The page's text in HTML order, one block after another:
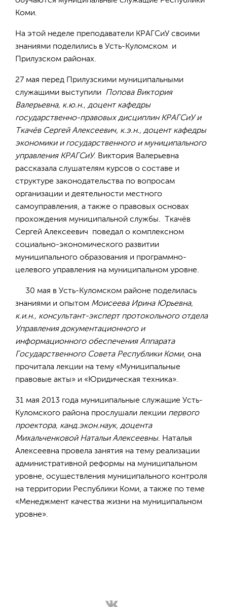
Коми.
На этой неделе преподаватели КРАГСиУ своими
знаниями поделились в Усть-Куломском и
Прилузском районах.
27 мая перед Прилузскими муниципальными
служащими выступили Попова Виктория
Валерьевна, к.ю.н., доцент кафедры
государственно-правовых дисциплин КРАГСиУ и
Ткачёв Сергей Алексеевич, к.э.н., доцент кафедры
экономики и государственного и муниципального
управления КРАГСиУ. Виктория Валерьевна
рассказала слушателям курсов о составе и
структуре законодательства по вопросам
организации и деятельности местного
самоуправления, а также о правовых основах
прохождения муниципальной службы. Ткачёв
Сергей Алексеевич поведал о комплексном
социально-экономического развитии
муниципального образования и программно-
целевого управления на муниципальном уровне.
30 мая в Усть-Куломском районе поделилась
знаниями и опытом Моисеева Ирина Юрьевна,
к.и.н., консультант-эксперт протокольного отдела
Управления документационного и
информационного обеспечения Аппарата
Государственного Совета Республики Коми, она
прочитала лекции на тему «Муниципальные
правовые акты» и «Юридическая техника».
31 мая 2013 года муниципальные служащие Усть-
Куломского района прослушали лекции первого
проектора, канд.экон.наук, доцента
Михальченковой Натальи Алексеевны. Наталья
Алексеевна провела занятия на тему реализации
административной реформы на муниципальном
уровне, осуществления муниципального контроля
на территории Республики Коми, а также по теме
«Менеджмент качества жизни на муниципальном
уровне».